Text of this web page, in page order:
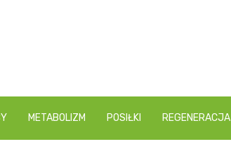
METABOLIZM POSIŁKI REGENERACJA